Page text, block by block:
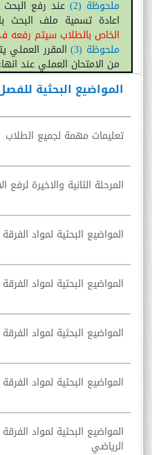
المواضيع البحثية
تعليمات مهمة لجميع الطلاب
المرحلة الثانية والاخيرة لرفع
المواضيع البحثية لمواد
المواضيع البحثية لمواد الفرقة
المواضيع البحثية لمواد
المواضيع البحثية لمواد
المواضيع البحثية لمواد
الرياضي
ملحوظة (
2
) عند رفع
اعادة تسمية ملف البحث
الخاص بالطلاب سيتم رفعه
ملحوظة (
3
) المقرر العملي
من الامتحان العملي عند